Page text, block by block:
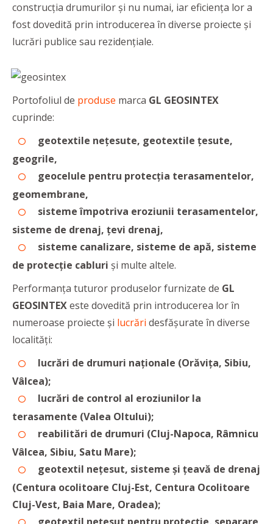
construcția drumurilor și nu numai, iar eficiența lor a
fost dovedită prin introducerea în diverse proiecte și
lucrări publice sau rezidențiale.
Portofoliul de produse marca GL GEOSINTEX
cuprinde:
geotextile nețesute, geotextile țesute,
geogrile,
geocelule pentru protecția terasamentelor,
geomembrane,
sisteme împotriva eroziunii terasamentelor,
sisteme de drenaj, țevi drenaj,
sisteme canalizare, sisteme de apă, sisteme
de protecție cabluri și multe altele.
Performanța tuturor produselor furnizate de GL
GEOSINTEXeste dovedită prin introducerea lor în
numeroase proiecte și lucrări desfășurate în diverse
localități:
lucrări de drumuri naționale (Orăvița, Sibiu,
Vâlcea);
lucrări de control al eroziunilor la
terasamente (Valea Oltului);
reabilitări de drumuri (Cluj-Napoca, Râmnicu
Vâlcea, Sibiu, Satu Mare);
geotextil nețesut, sisteme și țeavă de drenaj
(Centura ocolitoare Cluj-Est, Centura Ocolitoare
Cluj-Vest, Baia Mare, Oradea);